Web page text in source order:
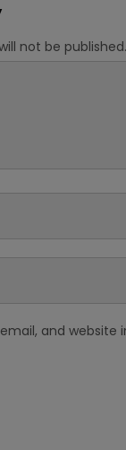
not be published.
and